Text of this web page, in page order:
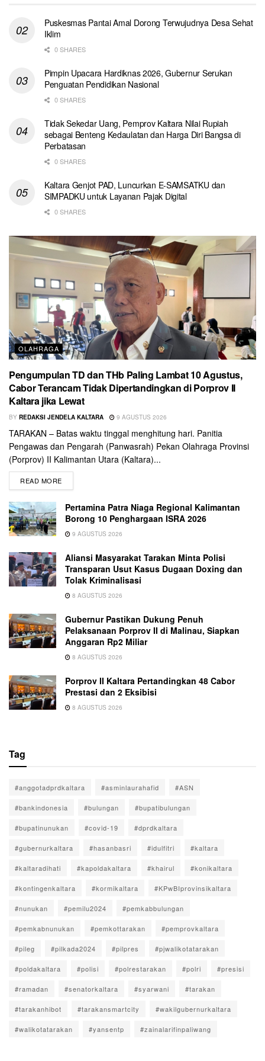
Puskesmas Pantai Amal Dorong Terwujudnya Desa Sehat
Iklim
0 SHARES
Pimpin Upacara Hardiknas 2026, Gubernur Serukan
Penguatan Pendidikan Nasional
0 SHARES
Tidak Sekedar Uang, Pemprov Kaltara Nilai Rupiah
sebagai Benteng Kedaulatan dan Harga Diri Bangsa di
Perbatasan
0 SHARES
Kaltara Genjot PAD, Luncurkan E-SAMSATKU dan
SIMPADKU untuk Layanan Pajak Digital
0 SHARES
OLAHRAGA
Pengumpulan TD dan THb Paling Lambat 10 Agustus,
Cabor Terancam Tidak Dipertandingkan di Porprov II
Kaltara jika Lewat
BY REDAKSI JENDELA KALTARA 9 AGUSTUS 2026
TARAKAN – Batas waktu tinggal menghitung hari. Panitia
Pengawas dan Pengarah (Panwasrah) Pekan Olahraga Provinsi
(Porprov) II Kalimantan Utara (Kaltara)...
READ MORE
Pertamina Patra Niaga Regional Kalimantan
Borong 10 Penghargaan ISRA 2026
9 AGUSTUS 2026
Aliansi Masyarakat Tarakan Minta Polisi
Transparan Usut Kasus Dugaan Doxing dan
Tolak Kriminalisasi
8 AGUSTUS 2026
Gubernur Pastikan Dukung Penuh
Pelaksanaan Porprov II di Malinau, Siapkan
Anggaran Rp2 Miliar
8 AGUSTUS 2026
Porprov II Kaltara Pertandingkan 48 Cabor
Prestasi dan 2 Eksibisi
8 AGUSTUS 2026
Tag
#anggotadprdkaltara #asminlaurahafid #ASN
#bankindonesia #bulungan #bupatibulungan
#bupatinunukan #covid-19 #dprdkaltara
#gubernurkaltara #hasanbasri #idulfitri #kaltara
#kaltaradihati #kapoldakaltara #khairul #konikaltara
#kontingenkaltara #kormikaltara #KPwBIprovinsikaltara
#nunukan #pemilu2024 #pemkabbulungan
#pemkabnunukan #pemkottarakan #pemprovkaltara
#pileg #pilkada2024 #pilpres #pjwalikotatarakan
#poldakaltara #polisi #polrestarakan #polri #presisi
#ramadan #senatorkaltara #syarwani #tarakan
#tarakanhibot #tarakansmartcity #wakilgubernurkaltara
#walikotatarakan #yansentp #zainalarifinpaliwang